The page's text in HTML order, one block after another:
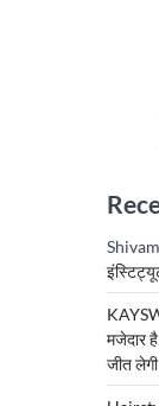
मजेदार
जीत